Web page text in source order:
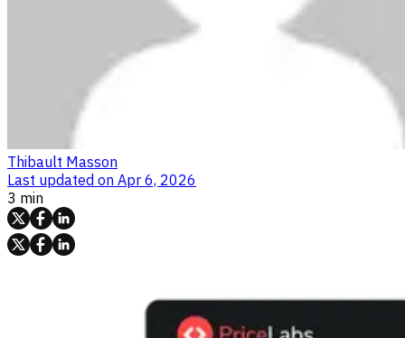
Thibault Masson
Last updated on Apr 6, 2026
3 min